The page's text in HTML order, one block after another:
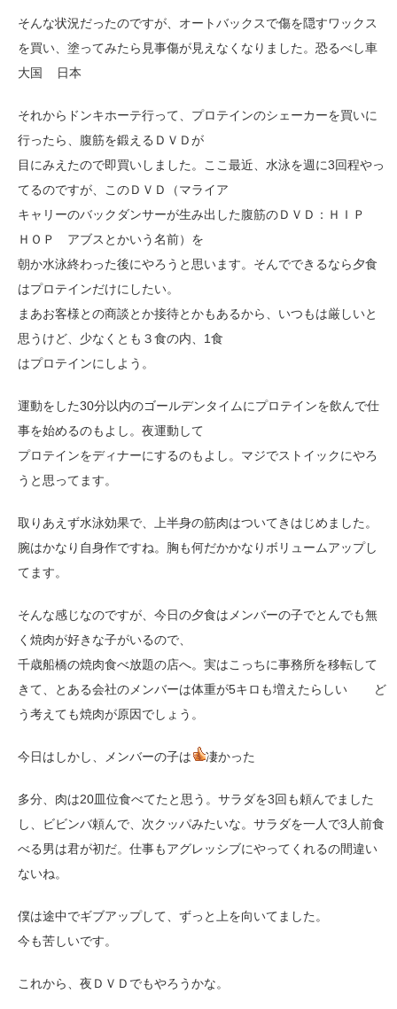
そんな状況だったのですが、オートバックスで傷を隠すワックス
を買い、塗ってみたら見事傷が見えなくなりました。恐るべし車
大国
日本
それからドンキホーテ行って、プロテインのシェーカーを買いに
行ったら、腹筋を鍛えるＤＶＤが
目にみえたので即買いしました。ここ最近、水泳を週に3回程やっ
てるのですが、このＤＶＤ（マライア
キャリーのバックダンサーが生み出した腹筋のＤＶＤ：ＨＩＰ
ＨＯＰ アブスとかいう名前）を
朝か水泳終わった後にやろうと思います。そんでできるなら夕食
はプロテインだけにしたい。
まあお客様との商談とか接待とかもあるから、いつもは厳しいと
思うけど、少なくとも３食の内、1食
はプロテインにしよう。
運動をした30分以内のゴールデンタイムにプロテインを飲んで仕
事を始めるのもよし。夜運動して
プロテインをディナーにするのもよし。マジでストイックにやろ
うと思ってます。
取りあえず水泳効果で、上半身の筋肉はついてきはじめました。
腕はかなり自身作ですね。胸も何だかかなりボリュームアップし
てます。
そんな感じなのですが、今日の夕食はメンバーの子でとんでも無
く焼肉が好きな子がいるので、
千歳船橋の焼肉食べ放題の店へ。実はこっちに事務所を移転して
きて、とある会社のメンバーは体重が5キロも増えたらしい
ど
う考えても焼肉が原因でしょう。
今日はしかし、メンバーの子は 凄かった
多分、肉は20皿位食べてたと思う。サラダを3回も頼んでました
し、ビビンバ頼んで、次クッパみたいな。サラダを一人で3人前食
べる男は君が初だ。仕事もアグレッシブにやってくれるの間違い
ないね。
僕は途中でギブアップして、ずっと上を向いてました。
今も苦しいです。
これから、夜ＤＶＤでもやろうかな。